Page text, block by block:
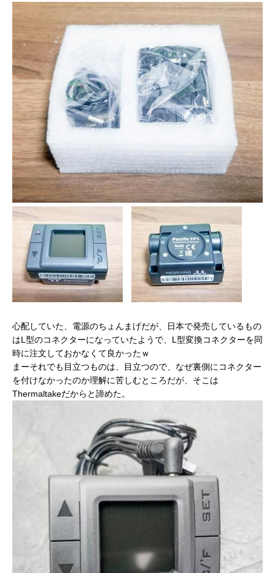
心配していた、電源のちょんまげだが、日本で発売しているもの
はL型のコネクターになっていたようで、L型変換コネクターを同
時に注文しておかなくて良かったｗ
まーそれでも目立つものは、目立つので、なぜ裏側にコネクター
を付けなかったのか理解に苦しむところだが、そこは
Thermaltakeだからと諦めた。